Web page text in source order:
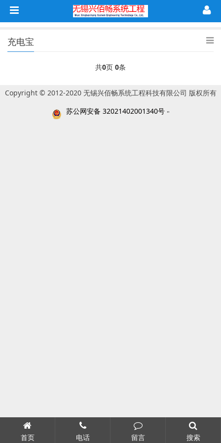
充电宝
共0页 0条
Copyright © 2012-2020 无锡兴佰畅系统工程科技有限公司 版权所有
苏公网安备 32021402001340号"
首页 电话 留言 搜索